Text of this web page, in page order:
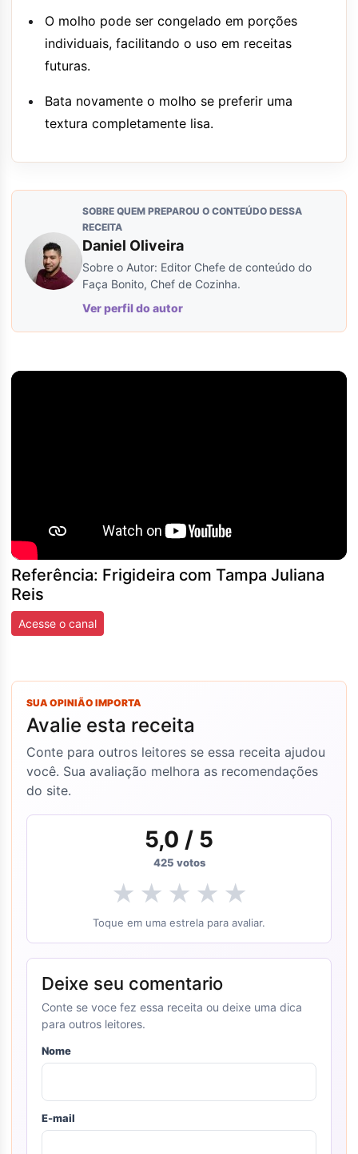
O molho pode ser congelado em porções
individuais, facilitando o uso em receitas
futuras.
Bata novamente o molho se preferir uma
textura completamente lisa.
SOBRE QUEM PREPAROU O CONTEÚDO DESSA
RECEITA
Daniel Oliveira
Sobre o Autor: Editor Chefe de conteúdo do
Faça Bonito, Chef de Cozinha.
Ver perfil do autor
Referência: Frigideira com Tampa Juliana
Reis
Acesse o canal
SUA OPINIÃO IMPORTA
Avalie esta receita
Conte para outros leitores se essa receita ajudou
você. Sua avaliação melhora as recomendações
do site.
5,0 / 5
425 votos
★ ★ ★ ★ ★
Toque em uma estrela para avaliar.
Deixe seu comentario
Conte se voce fez essa receita ou deixe uma dica
para outros leitores.
Nome
E-mail